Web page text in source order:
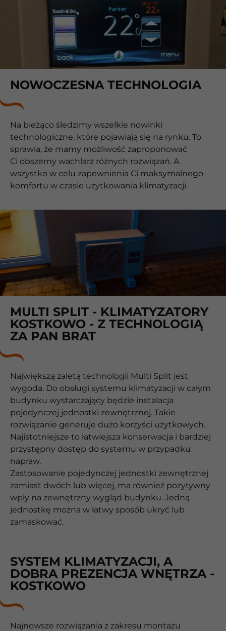
NOWOCZESNA TECHNOLOGIA
Na bieżąco śledzimy wszelkie nowinki
technologiczne, które pojawiają się na rynku. To
sprawia, że mamy możliwość zaproponować
Ci obszerny wachlarz różnych rozwiązań. A
wszystko w celu zapewnienia Ci maksymalnego
komfortu w czasie użytkowania klimatyzacji.
MULTI SPLIT - KLIMATYZATORY
KOSTKOWO - Z TECHNOLOGIĄ
ZA PAN BRAT
Największą zaletą technologii Multi Split jest
wygoda. Do obsługi systemu klimatyzacji w całym
budynku wystarczający będzie instalacja
pojedynczej jednostki zewnętrznej. Takie
rozwiązanie generuje dużo korzyści użytkowych.
Najistotniejsze to łatwiejsza konserwacja i bardziej
przystępny dostęp do systemu w przypadku
napraw.
Zastosowanie pojedynczej jednostki zewnętrznej
zamiast dwóch lub więcej, ma również pozytywny
wpły na zewnętrzny wygląd budynku. Jedną
jednostkę można w łatwy sposób ukryć lub
zamaskować.
SYSTEM KLIMATYZACJI, A
DOBRA PREZENCJA WNĘTRZA -
KOSTKOWO
Najnowsze rozwiązania z zakresu montażu